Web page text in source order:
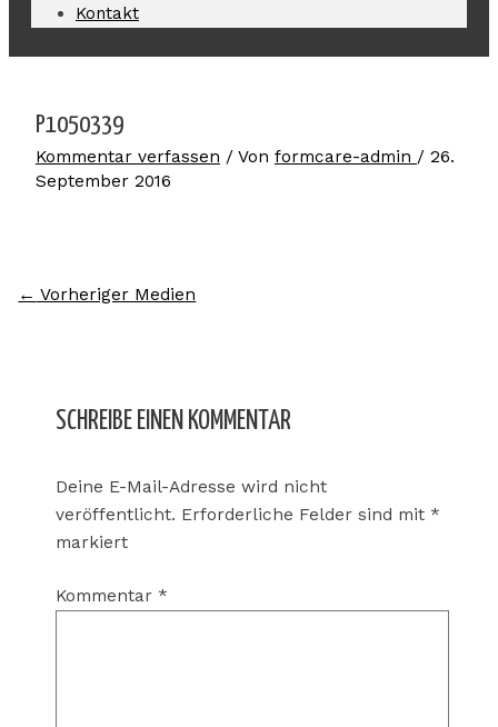
Kontakt
P1050339
Kommentar verfassen / Von formcare-admin / 26.
September 2016
← Vorheriger Medien
SCHREIBE EINEN KOMMENTAR
Deine E-Mail-Adresse wird nicht
veröffentlicht. Erforderliche Felder sind mit *
markiert
Kommentar *